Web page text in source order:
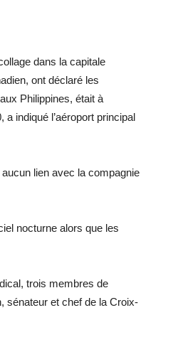
dans la capitale
ont déclaré les
Philippines, était à
indiqué l’aéroport principal
aucun lien avec la compagnie
nocturne alors que les
trois membres de
sénateur et chef de la Croix-